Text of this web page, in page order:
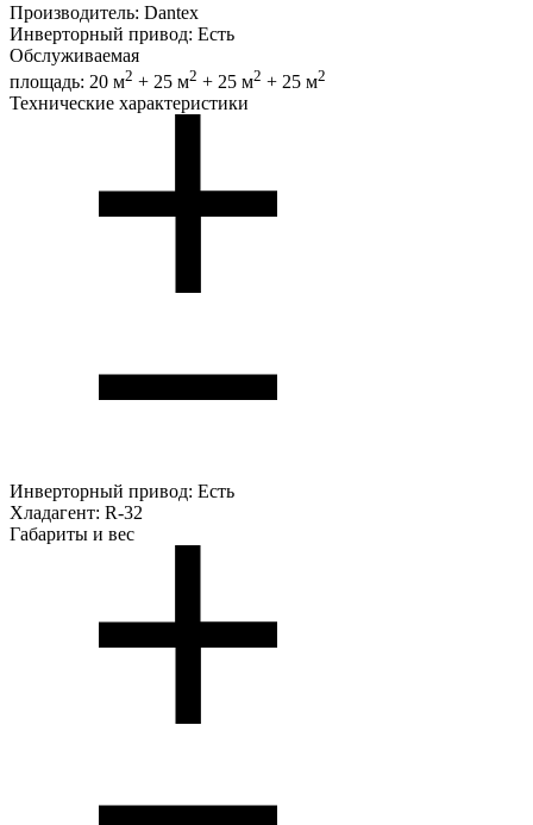
Производитель: Dantex
Инверторный привод: Есть
Обслуживаемая
площадь: 20 м2 + 25 м2 + 25 м2 + 25 м2
Технические характеристики
Инверторный привод: Есть
Хладагент: R-32
Габариты и вес